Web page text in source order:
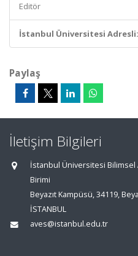
Editör
İstanbul Üniversitesi Adresli:
Paylaş
İletişim Bilgileri
İstanbul Üniversitesi Bilimsel
Birimi
Beyazıt Kampüsü, 34119,
İSTANBUL
aves@istanbul.edu.tr